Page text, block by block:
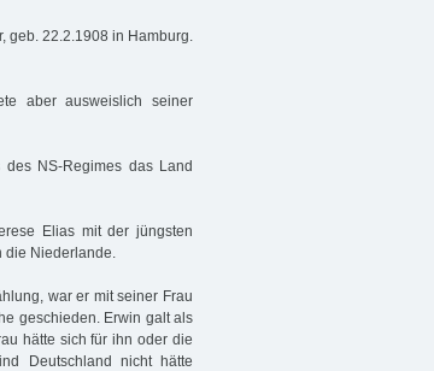
geb. 22.2.1908 in Hamburg.
aber ausweislich seiner
NS-Regimes das Land
Elias mit der jüngsten
Niederlande.
war er mit seiner Frau
geschieden. Erwin galt als
hätte sich für ihn oder die
Deutschland nicht hätte